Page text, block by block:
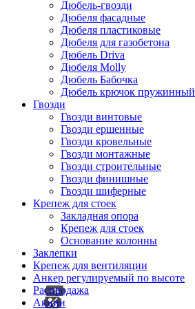
Дюбель-гвозди
Дюбеля фасадные
Дюбеля пластиковые
Дюбеля для газобетона
Дюбель Driva
Дюбеля Molly
Дюбель Бабочка
Дюбель крючок пружинный
Гвозди
Гвозди винтовые
Гвозди ершенные
Гвозди кровельные
Гвозди монтажные
Гвозди строительные
Гвозди финишные
Гвозди шиферные
Крепеж для стоек
Закладная опора
Крепеж для стоек
Основание колонны
Заклепки
Крепеж для вентиляции
Анкер регулируемый по высоте
Распродажа
Акции